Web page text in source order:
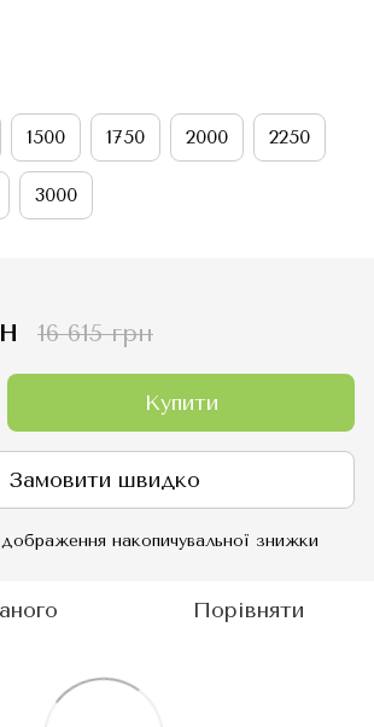
1500 1750 2000 2250
3000
16 615 грн
Купити
Замовити швидко
накопичувальної знижки
Порівняти